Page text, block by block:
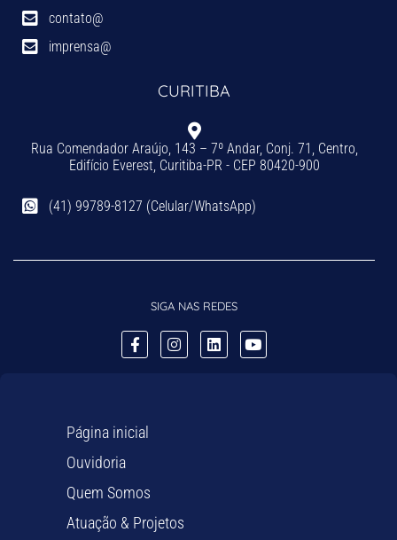
contato@
imprensa@
CURITIBA
Rua Comendador Araújo, 143 – 7º Andar, Conj. 71, Centro,
Edifício Everest, Curitiba-PR - CEP 80420-900
(41) 99789-8127 (Celular/WhatsApp)
SIGA NAS REDES
Página inicial
Ouvidoria
Quem Somos
Atuação & Projetos